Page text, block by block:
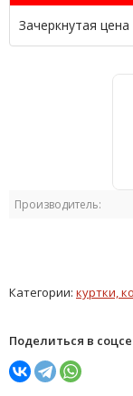
Производитель:
Зачеркнутая цена
Категории: куртки,
Поделиться в